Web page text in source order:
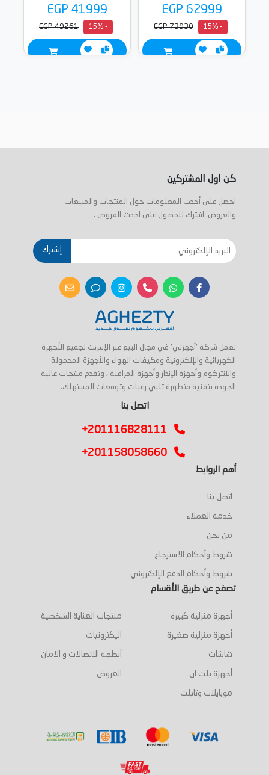
F2T2TYM1S-
EGP 62999
- 15%
EGP 73930
EGP 41999
- 15%
EGP 49261
كن اول المشتركين
احصل على أحدث المعلومات حول المنتجات والمبيعات
والعروض. اشترك للحصول على احدث العروض .
إشترك
تعمل شركة 'أجهزتي' في مجال البيع عبر الإنترنت لجميع الأجهزة
الكهربائية والإلكترونية ومكيفات الهواء والأجهزة المحمولة
والانتركوم وأجهزة الإنذار وأجهزة المراقبة ، وتقدم منتجات عالية
الجودة بتقنية متطورة تلبي رغبات وتوقعات المستهلك.
اتصل بنا
+201116828111
+201158058660
أهم الروابط
اتصل بنا
خدمة العملاء
من نحن
شروط وأحكام الاسترجاع
شروط وأحكام الدفع الإلكتروني
تصفح عن طريق الأقسام
أجهزة منزلية كبيرة
أجهزة منزلية صغيرة
شاشات
أجهزة بلت ان
موبايلات وتابلت
منتجات العناية الشخصية
اليكترونيات
أنظمة الاتصالات و الامان
العروض